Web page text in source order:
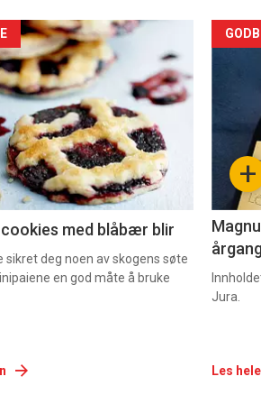
cookies med blåbær blir
sikret deg noen av skogens søte
en god måte å bruke
+
Jura.
Les